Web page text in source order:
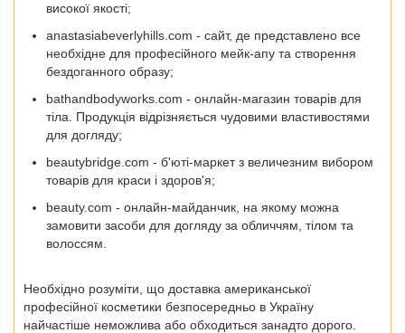
високої якості;
anastasiabeverlyhills.com - сайт, де представлено все
необхідне для професійного мейк-апу та створення
бездоганного образу;
bathandbodyworks.com - онлайн-магазин товарів для
тіла. Продукція відрізняється чудовими властивостями
для догляду;
beautybridge.com - б'юті-маркет з величезним вибором
товарів для краси і здоров'я;
beauty.com - онлайн-майданчик, на якому можна
замовити засоби для догляду за обличчям, тілом та
волоссям.
Необхідно розуміти, що доставка американської
професійної косметики безпосередньо в Україну
найчастіше неможлива або обходиться занадто дорого.